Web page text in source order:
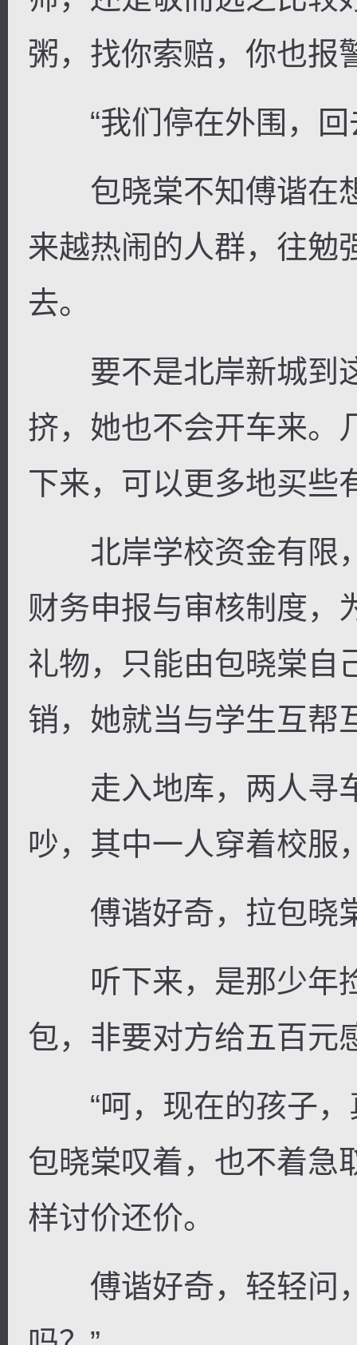
粥，找你索赔，你也
“我们停在外围，回
包晓棠不知傅谐在
来越热闹的人群，往勉
去。
要不是北岸新城到
挤，她也不会开车来。
下来，可以更多地买些
北岸学校资金有限
财务申报与审核制度，
礼物，只能由包晓棠自
销，她就当与学生互帮
走入地库，两人寻
吵，其中一人穿着校服
傅谐好奇，拉包晓
听下来，是那少年
包，非要对方给五百元
“呵，现在的孩子，
包晓棠叹着，也不着急
样讨价还价。
傅谐好奇，轻轻问，